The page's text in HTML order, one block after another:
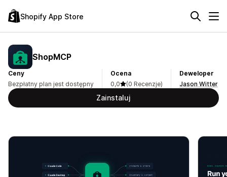
Shopify App Store
ShopMCP
Ceny
Bezpłatny plan jest dostępny
Ocena
0,0
(0 Recenzje)
Deweloper
Jason Witter
Zainstaluj